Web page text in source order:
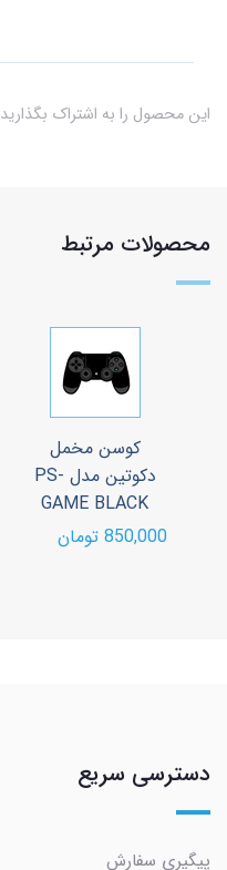
این محصول را به اشتراک بگذارید
محصولات مرتبط
کوسن مخمل
دکوتین مدل PS-
GAME BLACK
850,000 تومان
دسترسی سریع
پیگیری سفارش